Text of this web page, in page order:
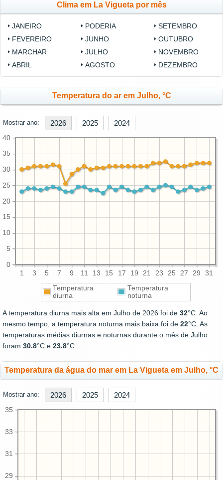
Clima em La Vigueta por mês
JANEIRO
FEVEREIRO
MARCHAR
ABRIL
PODERIA
JUNHO
JULHO
AGOSTO
SETEMBRO
OUTUBRO
NOVEMBRO
DEZEMBRO
Temperatura do ar em Julho, °C
Mostrar ano: 2026 2025 2024
1 3 5 7 9 11 13 15 17 19 21 23 25 27 29 31
0
5
10
15
20
25
30
35
40
Temperatura
diurna
Temperatura
noturna
A temperatura diurna mais alta em Julho de 2026 foi de 32°C. Ao
mesmo tempo, a temperatura noturna mais baixa foi de 22°C. As
temperaturas médias diurnas e noturnas durante o mês de Julho
foram 30.8°C e 23.8°C.
Temperatura da água do mar em La Vigueta em Julho, °C
Mostrar ano: 2026 2025 2024
29
31
33
35